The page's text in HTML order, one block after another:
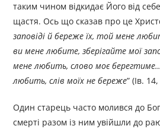
таким чином відкидає Його від
щастя. Ось що сказав про це
заповіді й береже їх, той мене
ви мене любите, зберігайте мої
мене любить, слово моє
любить, слів моїх не береже” (Ів.
Один старець часто молився до
смерті разом із ним увійшли до